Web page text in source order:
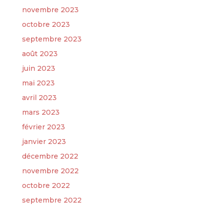
novembre 2023
octobre 2023
septembre 2023
août 2023
juin 2023
mai 2023
avril 2023
mars 2023
février 2023
janvier 2023
décembre 2022
novembre 2022
octobre 2022
septembre 2022